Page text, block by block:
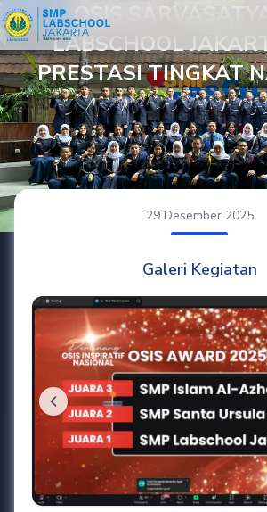
OSIS
LABSCHOOL
PRESTASI TINGKAT
29 Desember 2025
Galeri Kegiatan